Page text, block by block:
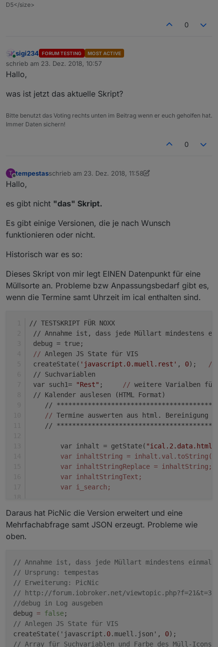
i_search =i;
// Funktion zum Tage im Monat zählen
}
// Wochentage auf deutsch
var muellJason = "[";
Object.keys(obj).forEach (function (val, key)
// "," zur Trennung der Daten im json. Sollte
// Zuweisung der Farbe für das MüllIcon
var iconColor = obj[val];
// Position bestimmen
= inhaltStringReplace.indexOf( val,
if(debug) log("pos ist: "+ pos);
var inhaltStringText =
if (debug) log ("Datum ist: "
nthIndex(inhaltStringText,
var pos1 = i_search+1;
(debug) "pos1: "
+pos1 );
nthIndex(inhaltStringText,
"."
var m_m = inhaltStringText.slice(pos1,
if(debug) log("pos2: "
var j_m = inhaltStringText.slice(pos2,
// Datum des Abholtages setzen um den
var muelldate = new Date(j_m,m_m-
// Hier kommt der Wochentag :-)
var d = muelldate.getDay();
if (debug) log("Mülldate ist: "+wochentag[d]+",
if (debug) log("Mülltag ist: "+t_m +
Datum heute ermitteln
var today = new Date();
(debug) log(today);
var t = today.getDate();
Wochentag ermitteln zum testen
var dd = today.getDay();
Monat ermitteln
var m = today.getMonth()+
if(debug) log ("Datum heute ist: "
// Berechnung Tagesdifferenzen
var dim = DaysInMonth(m, j);
//
Tage des
(debug) ( "Tage aktueller Monat: "
if (j_m > j || m_m > m) {
diff = parseInt(dim) - parseInt(t) +
}
else diff = parseInt(t_m) - parseInt(t);
(debug) log "Tage bis zum nächsten Müll: "
if
(!isNaN(diff)){
tage = diff }
D5</size>
0
Online
sigi234 FORUM TESTING MOST ACTIVE
schrieb am 23. Dez. 2018, 10:57
zuletzt editiert von
Hallo,
was ist jetzt das aktuelle Skript?
Bitte benutzt das Voting rechts unten im Beitrag wenn er euch geholfen hat.
Immer Daten sichern!
0
T
Offline
tempestasschrieb am 23. Dez. 2018, 11:58
zuletzt editiert von Jey Cee
Hallo,
es gibt nicht "das" Skript.
Es gibt einige Versionen, die je nach Wunsch
funktionieren oder nicht.
Historisch war es so:
Dieses Skript von mir legt EINEN Datenpunkt für eine
Müllsorte an. Probleme bzw Anpassungsbedarf gibt es,
wenn die Termine samt Uhrzeit im ical enthalten sind.
// TESTSKRIPT FÜR NOXX
// Annahme ist, dass jede Müllart mindestens
debug = true;
// Anlegen JS State für VIS
createState( 'javascript.0.muell.rest' , 0); //
// Suchvariablen
var such1=
"Rest" ; // weitere Varialben
// Kalender auslesen (HTML Format)
//
// Termine auswerten aus html. Bereinigung
//
        var inhalt = getState(
"ical.2.data.html"
var inhaltString =
        var inhaltStringReplace = inhaltString;
        var inhaltStringText;
        var i_search;
// get rid of html-encoded characters:
Daraus hat PicNic die Version erweitert und eine
Mehrfachabfrage samt JSON erzeugt. Probleme wie
oben.
// Annahme ist, dass jede Müllart mindestens
// Ursprung: tempestas
// Erweiterung: PicNic
// http://forum.iobroker.net/
//debug in Log ausgeben
debug = false
// Anlegen JS State für VIS
createState('javascript. 0.muell.json', 0
// Array für Suchvariablen und Farbe des Müll-Icons